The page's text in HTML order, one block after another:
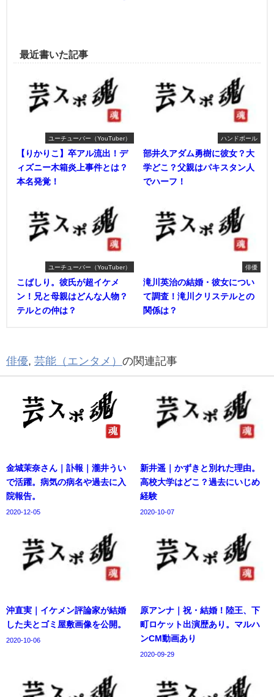
最近書いた記事
ユーチューバー（YouTuber）
【りかりこ】卒アル流出！デ
ィズニー木箱炎上事件とは？
本名発覚！
ハンドボール
部井久アダム勇樹に彼女？大
学どこ？父親はパキスタン人
でハーフ！
ユーチューバー（YouTuber）
こばしり。彼氏が超イケメ
ン！兄と母親はどんな人物？
テルとの仲は？
俳優
滝川英治の結婚・彼女につい
て調査！滝川クリステルとの
関係は？
俳優, 芸能（エンタメ） の関連記事
金城茉奈さん｜訃報｜瀧井うい
で活躍。病気の病名や過去に入
院報告。
2020-12-05
新井遥｜かずきと別れた理由。
高校大学はどこ？過去にいじめ
経験
2020-10-07
沖直実｜イケメン評論家が結婚
した夫とゴミ屋敷画像を公開。
2020-10-06
原アンナ｜祝・結婚！陸王、下
町ロケット出演歴あり。マルハ
ンCM動画あり
2020-09-29